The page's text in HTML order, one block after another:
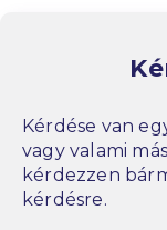
Kérdése van
vagy valami
kérdezzen
kérdésre.